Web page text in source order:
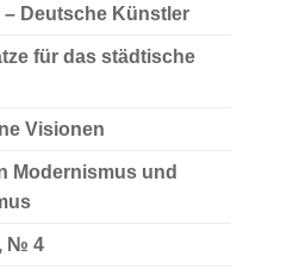
– Deutsche Künstler
für das städtische
Visionen
Modernismus und
№ 4